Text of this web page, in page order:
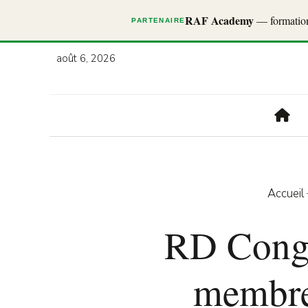
PARTENAIRERAF Academy—
août 6, 2026
Accueil
RD